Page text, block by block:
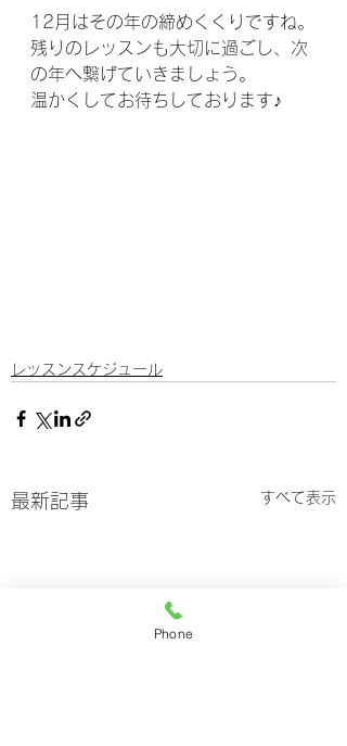
12月はその年の締めくくりですね。
残りのレッスンも大切に過ごし、次
の年へ繋げていきましょう。
温かくしてお待ちしております♪
レッスンスケジュール
最新記事 すべて表示
Phone